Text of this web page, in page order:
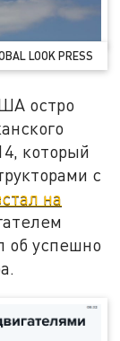
LOOK PRESS
остро
который
с
на
об успешно